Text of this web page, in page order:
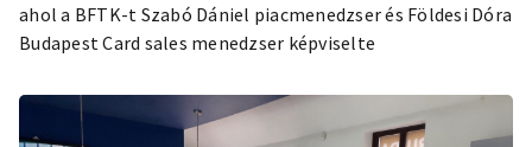
ahol a BFTK-t Szabó Dániel piacmenedzser és Földesi Dóra
Budapest Card sales menedzser képviselte